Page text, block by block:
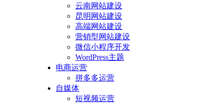
云南网站建设
昆明网站建设
高端网站建设
营销型网站建设
微信小程序开发
WordPress主题
电商运营
拼多多运营
自媒体
短视频运营